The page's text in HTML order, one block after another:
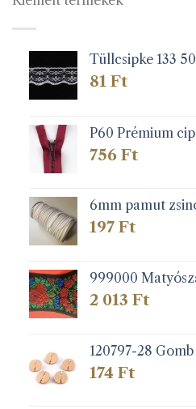
Tüllcsipke 133
81 Ft
P60 Prémium
756 Ft
6mm pamut
197 Ft
999000
2 013 Ft
120797-28 Gomb
174 Ft